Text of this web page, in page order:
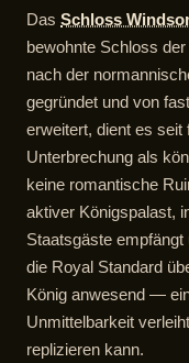
Das Schloss
bewohnte Schloss
nach der
gegründet und von
erweitert, dient es
Unterbrechung als
keine romantische
aktiver Königspalast,
Staatsgäste
die Royal Standard
König anwesend —
Unmittelbarkeit
replizieren kann.